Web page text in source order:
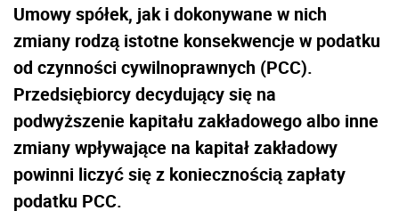
Umowy spółek, jak i dokonywane w nich
zmiany rodzą istotne konsekwencje w podatku
od czynności cywilnoprawnych (PCC).
Przedsiębiorcy decydujący się na
podwyższenie kapitału zakładowego albo inne
zmiany wpływające na kapitał zakładowy
powinni liczyć się z koniecznością zapłaty
podatku PCC.